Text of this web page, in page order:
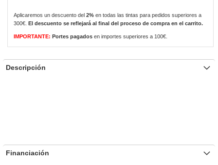
Aplicaremos un descuento del 2% en todas las tintas para pedidos superiores a
300€.
El descuento se reflejará al final del proceso de compra en el carrito.
IMPORTANTE: Portes pagados en importes superiores a 100€.
Descripción
Financiación